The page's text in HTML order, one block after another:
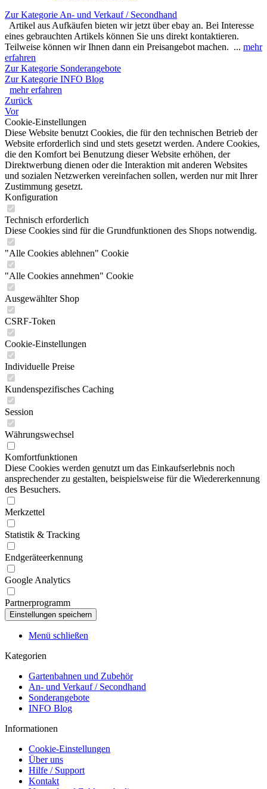
Zur Kategorie An- und Verkauf / Secondhand
Artikel aus Aufkäufen bieten wir jetzt über ebay an. Bei Interesse
eines gebrauchten Artikels können Sie uns direkt kontaktieren.
Teilweise können wir Ihnen dann ein Preisangebot machen. ... mehr
erfahren
Zur Kategorie Sonderangebote
Zur Kategorie INFO Blog
mehr erfahren
Zurück
Vor
Cookie-Einstellungen
Diese Website benutzt Cookies, die für den technischen Betrieb der
Website erforderlich sind und stets gesetzt werden. Andere Cookies,
die den Komfort bei Benutzung dieser Website erhöhen, der
Direktwerbung dienen oder die Interaktion mit anderen Websites
und sozialen Netzwerken vereinfachen sollen, werden nur mit Ihrer
Zustimmung gesetzt.
Konfiguration
Technisch erforderlich
Diese Cookies sind für die Grundfunktionen des Shops notwendig.
"Alle Cookies ablehnen" Cookie
"Alle Cookies annehmen" Cookie
Ausgewählter Shop
CSRF-Token
Cookie-Einstellungen
Individuelle Preise
Kundenspezifisches Caching
Session
Währungswechsel
Komfortfunktionen
Diese Cookies werden genutzt um das Einkaufserlebnis noch
ansprechender zu gestalten, beispielsweise für die Wiedererkennung
des Besuchers.
Merkzettel
Statistik & Tracking
Endgeräteerkennung
Google Analytics
Partnerprogramm
Menü schließen
Kategorien
Gartenbahnen und Zubehör
An- und Verkauf / Secondhand
Sonderangebote
INFO Blog
Informationen
Cookie-Einstellungen
Über uns
Hilfe / Support
Kontakt